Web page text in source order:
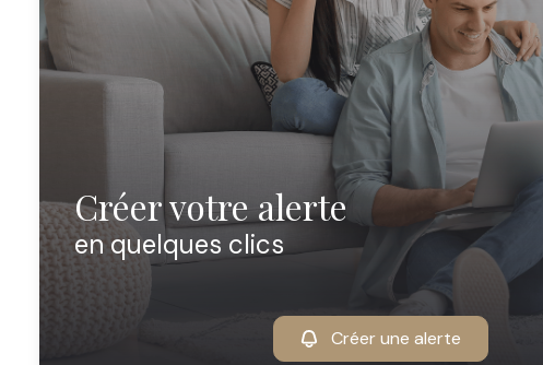
créer votre alerte
en quelques clics
Créer une alerte